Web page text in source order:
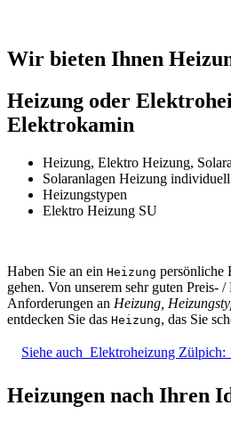
Wir bieten Ihnen
Heizung oder
Elektrokamin
Heizung, Elektro Heizung,
Solaranlagen Heizung individuell
Heizungstypen
Elektro Heizung SU
Haben Sie an ein Heizung persönliche
gehen. Von unserem sehr guten Preis-
Anforderungen an Heizung,
entdecken Sie das Heizung, das Sie
Siehe auch Elektroheizung
Heizungen nach Ihren